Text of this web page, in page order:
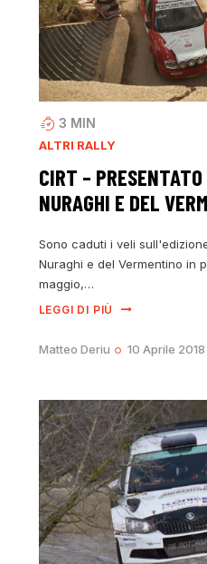
3 MIN
ALTRI RALLY
CIRT –
NURAGHI E DEL
Sono caduti i veli
Nuraghi e del Vermentino in
maggio,…
LEGGI DI PIÙ
Matteo Deriu 10 Aprile 2018